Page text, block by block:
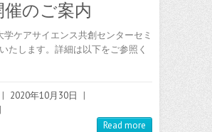
催のご案内
学ケアサイエンス共創センターセミ
たします。詳細は以下をご参照く
| 2020年10月30日
|
|
Read more